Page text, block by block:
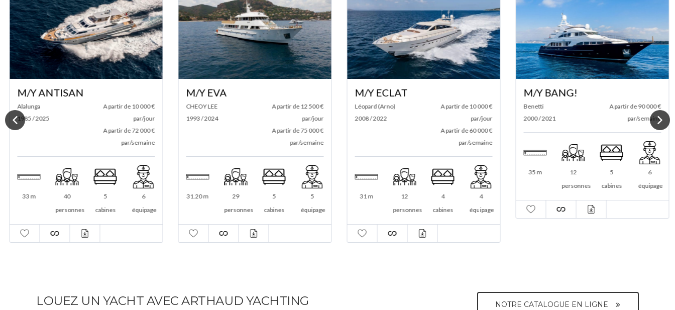
M/Y ANTISAN
Alalunga
1985 / 2025
A partir de 10 000 €
par/jour
A partir de 72 000 €
par/semaine
33 m
40
personnes
5
cabines
6
équipage
M/Y EVA
CHEOY LEE
1993 / 2024
A partir de 12 500 €
par/jour
A partir de 75 000 €
par/semaine
31.20 m
29
personnes
5
cabines
5
équipage
M/Y ECLAT
Léopard (Arno)
2008 / 2022
A partir de 10 000 €
par/jour
A partir de 60 000 €
par/semaine
31 m
12
personnes
4
cabines
4
équipage
M/Y BANG!
Benetti
2000 / 2021
A partir de 90 000 €
par/semaine
35 m
12
personnes
5
cabines
6
équipage
LOUEZ UN YACHT AVEC ARTHAUD YACHTING NOTRE CATALOGUE EN LIGNE